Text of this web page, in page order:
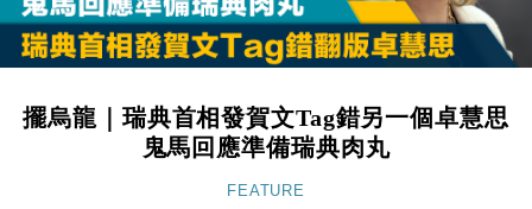
10:57
財經｜美商務部擬擴大金屬關稅範圍 14類產品或加徵
25%
18:15
本地｜新世界K11 9月升級會員制度 增鉑金卡級別鎖
17:40
財經｜本港6月零售額連升14個月 珠寶鐘錶銷售升勢
財經｜滙控重啟最多10億美元回購 派息比率目標維持
擺烏龍｜瑞典首相發賀文Tag錯另一個卓慧思
鬼馬回應準備瑞典肉丸
FEATURE